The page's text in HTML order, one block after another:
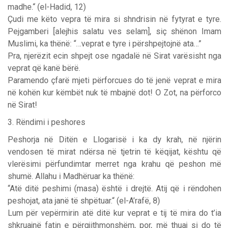
madhe.“ (el-Hadid, 12)
Çudi me këto vepra të mira si shndrisin në fytyrat e tyre.
Pejgamberi [alejhis salatu ves selam], siç shënon Imam
Muslimi, ka thënë: “…veprat e tyre i përshpejtojnë ata…”
Pra, njerëzit ecin shpejt ose ngadalë në Sirat varësisht nga
veprat që kanë bërë.
Paramendo çfarë mjeti përforcues do të jenë veprat e mira
në kohën kur këmbët nuk të mbajnë dot! O Zot, na përforco
në Sirat!
3. Rëndimi i peshores
Peshorja në Ditën e Llogarisë i ka dy krah, në njërin
vendosen të mirat ndërsa në tjetrin të këqijat, kështu që
vlerësimi përfundimtar merret nga krahu që peshon më
shumë. Allahu i Madhëruar ka thënë:
“Atë ditë peshimi (masa) është i drejtë. Atij që i rëndohen
peshojat, ata janë të shpëtuar.“ (el-A’rafë, 8)
Lum për vepërmirin atë ditë kur veprat e tij të mira do t’ia
shkruajnë fatin e përgjithmonshëm, por, më thuaj si do të